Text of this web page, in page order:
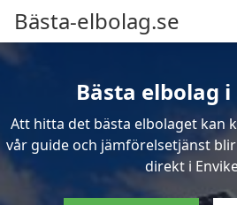
Bästa-elbolag.se
Bästa elbolag i
Att hitta det bästa elbolaget kan
vår guide och jämförelsetjänst
direkt i